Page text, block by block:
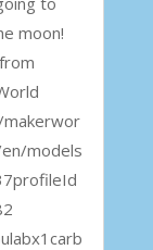
moon!
models